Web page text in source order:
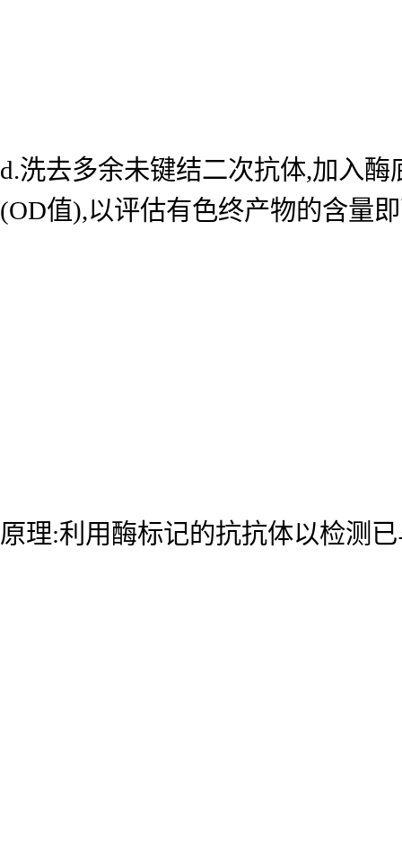
d.洗去多余未键结二次抗体,加入
(OD值),以评估有色终产物的含量
原理:利用酶标记的抗抗体以检测